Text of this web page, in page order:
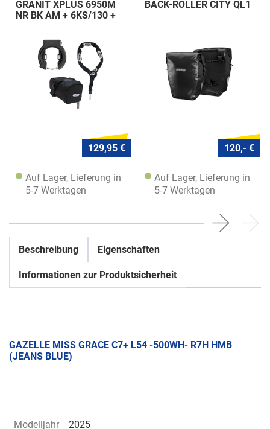
GRANIT XPLUS 6950M
NR BK AM + 6KS/130 +
129,95 €
Auf Lager, Lieferung in
5-7 Werktagen
BACK-ROLLER CITY QL1
120,- €
Auf Lager, Lieferung in
5-7 Werktagen
Beschreibung Eigenschaften
Informationen zur Produktsicherheit
GAZELLE MISS GRACE C7+ L54 -500WH- R7H HMB
(JEANS BLUE)
Modelljahr 2025